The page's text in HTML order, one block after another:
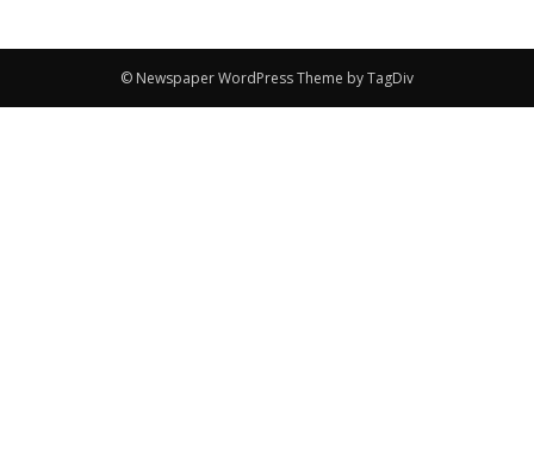
© Newspaper WordPress Theme by TagDiv